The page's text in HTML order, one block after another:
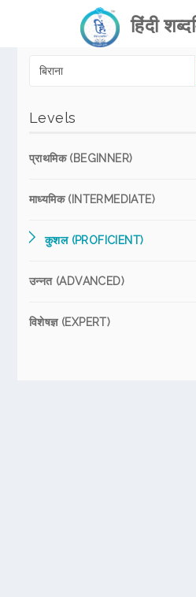
हिंदी
Levels
प्राथमिक (BEGINNER)
माध्यमिक (INTERMEDIATE)
कुशल (PROFICIENT)
उन्नत (ADVANCED)
विशेषज्ञ (EXPERT)